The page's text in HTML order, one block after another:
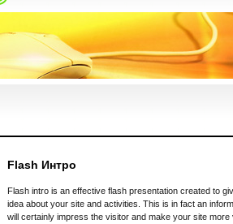
Flash Интро
Flash intro is an effective flash presentation created to
idea about your site and activities. This is in fact an
will certainly impress the visitor and make your site more